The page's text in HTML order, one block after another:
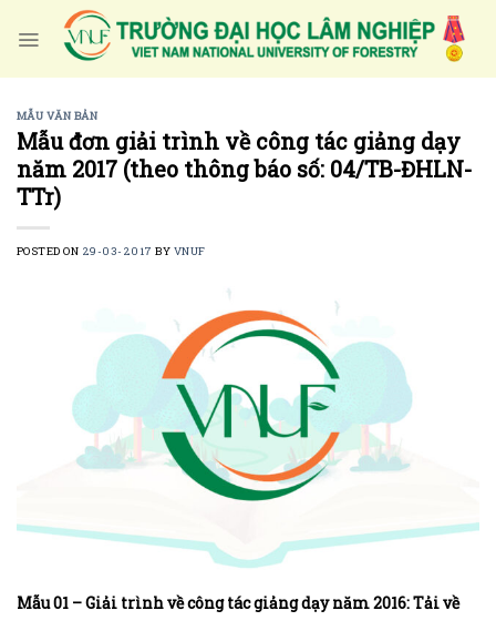
MẪU VĂN BẢN
Mẫu đơn giải trình về công tác giảng dạy
năm 2017 (theo thông báo số: 04/TB-ĐHLN-
TTr)
POSTED ON 29-03-2017 BY VNUF
Mẫu 01 – Giải trình về công tác giảng dạy năm 2016: Tải về